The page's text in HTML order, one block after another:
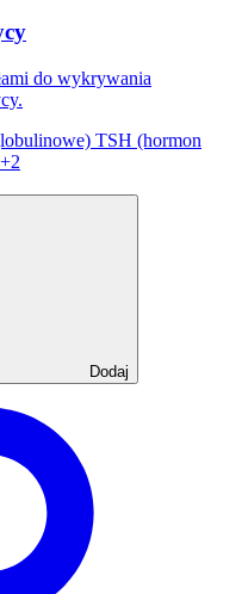
do wykrywania
TSH (hormon
+2
Dodaj